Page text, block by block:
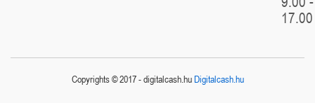
17.00
Copyrights © 2017 - digitalcash.huDigitalcash.hu